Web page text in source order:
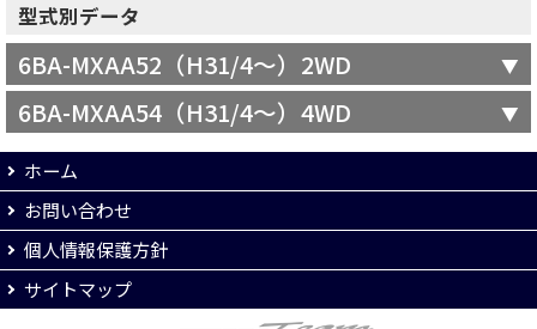
型式別データ
6BA-MXAA52（H31/4～）2WD
6BA-MXAA54（H31/4～）4WD
ホーム
お問い合わせ
個人情報保護方針
サイトマップ